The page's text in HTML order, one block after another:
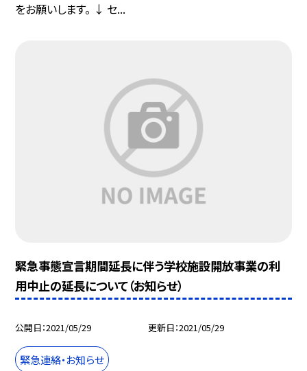
をお願いします。 ↓ セ...
緊急事態宣言期間延長に伴う学校施設開放事業の利
用中止の延長について（お知らせ）
公開日 2021/05/29 更新日 2021/05/29
緊急連絡・お知らせ